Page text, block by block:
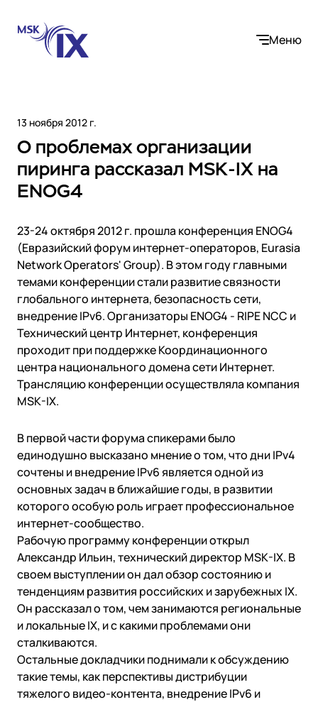
Меню
Компания
О нас
Контакты
Вакансии
Услуги
Internet Exchange
Instanet
Медиалогистика
DNS
Медиабаза
Colo
Решения
Операторы связи и контент-провайдеры
Электронная торговля
Государство
Компании и организации
Онлайн-образование
Финансы и страхование
Регистраторы TLD
Дата-центры
Сообщество
События
Новости
Видео
Партнёры
Партнёры
Техподдержка
База знаний
Looking glass
Трафик
Техподдержка
English Войти
13 ноября 2012 г.
О проблемах организации
пиринга рассказал MSK-IX на
ENOG4
23-24 октября 2012 г. прошла конференция ENOG4
(Евразийский форум интернет-операторов, Eurasia
Network Operators' Group). В этом году главными
темами конференции стали развитие связности
глобального интернета, безопасность сети,
внедрение IPv6. Организаторы ENOG4 - RIPE NCC и
Технический центр Интернет, конференция
проходит при поддержке Координационного
центра национального домена сети Интернет.
Трансляцию конференции осуществляла компания
MSK-IX.
В первой части форума спикерами было
единодушно высказано мнение о том, что дни IPv4
сочтены и внедрение IPv6 является одной из
основных задач в ближайшие годы, в развитии
которого особую роль играет профессиональное
интернет-сообщество.
Рабочую программу конференции открыл
Александр Ильин, технический директор MSK-IX. В
своем выступлении он дал обзор состоянию и
тенденциям развития российских и зарубежных IX.
Он рассказал о том, чем занимаются региональные
и локальные IX, и с какими проблемами они
сталкиваются.
Остальные докладчики поднимали к обсуждению
такие темы, как перспективы дистрибуции
тяжелого видео-контента, внедрение IPv6 и